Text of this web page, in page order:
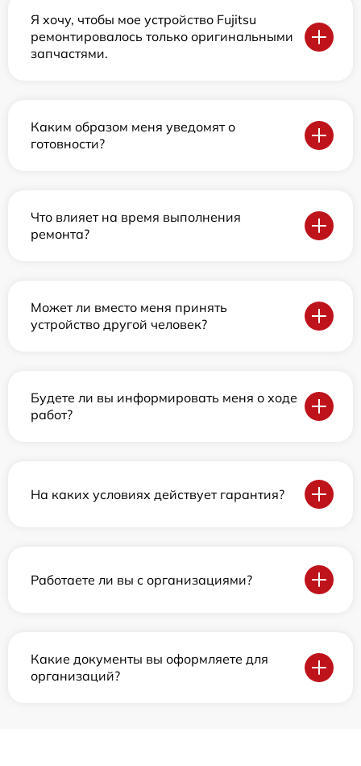
Я хочу, чтобы мое устройство Fujitsu
ремонтировалось только оригинальными
запчастями.
Каким образом меня уведомят о
готовности?
Что влияет на время выполнения
ремонта?
Может ли вместо меня принять
устройство другой человек?
Будете ли вы информировать меня о ходе
работ?
На каких условиях действует гарантия?
Работаете ли вы с организациями?
Какие документы вы оформляете для
организаций?